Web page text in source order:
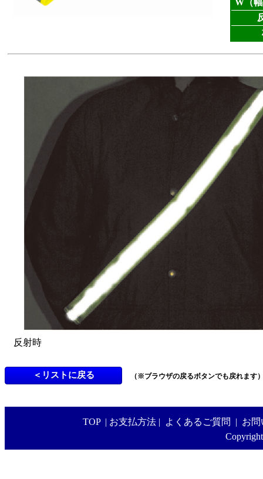
W（
反射時
（※ブラウザの戻るボタンでも戻れます
TOP | お支払方法 | よくあるご質問 | お